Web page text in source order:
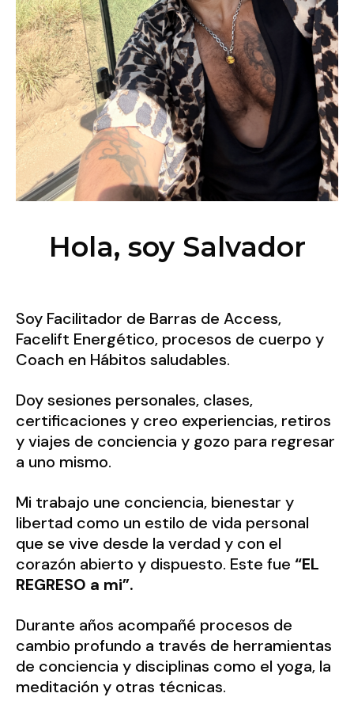
Hola, soy Salvador
Soy Facilitador de Barras de Access,
Facelift Energético, procesos de cuerpo y
Coach en Hábitos saludables.
Doy sesiones personales, clases,
certificaciones y creo experiencias, retiros
y viajes de conciencia y gozo para regresar
a uno mismo.
Mi trabajo une conciencia, bienestar y
libertad como un estilo de vida personal
que se vive desde la verdad y con el
corazón abierto y dispuesto. Este fue “EL
REGRESO a mi”.
Durante años acompañé procesos de
cambio profundo a través de herramientas
de conciencia y disciplinas como el yoga, la
meditación y otras técnicas.